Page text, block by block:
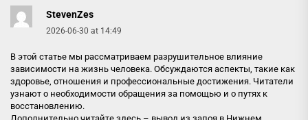
StevenZes
2026-06-30 at 14:49
В этой статье мы рассматриваем разрушительное влияние
зависимости на жизнь человека. Обсуждаются аспекты, такие как
здоровье, отношения и профессиональные достижения. Читатели
узнают о необходимости обращения за помощью и о путях к
восстановлению.